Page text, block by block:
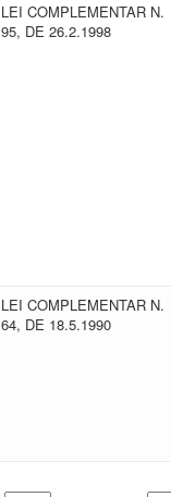
LEI COMPLEMENTAR N.
95, DE 26.2.1998
LEI COMPLEMENTAR N.
64, DE 18.5.1990